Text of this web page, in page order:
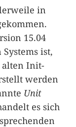
in
15.04
ist,
alten Init-
werden
Unit
es sich